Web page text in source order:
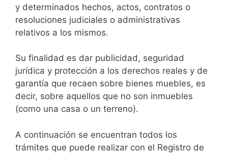
y determinados hechos, actos, contratos o
resoluciones judiciales o administrativas
relativos a los mismos.
Su finalidad es dar publicidad, seguridad
jurídica y protección a los derechos reales y de
garantía que recaen sobre bienes muebles, es
decir, sobre aquellos que no son inmuebles
(como una casa o un terreno).
A continuación se encuentran todos los
trámites que puede realizar con el Registro de